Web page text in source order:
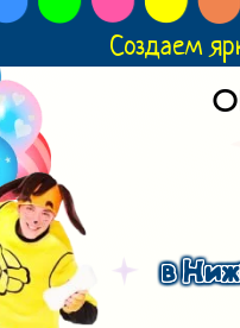
Создаем
в